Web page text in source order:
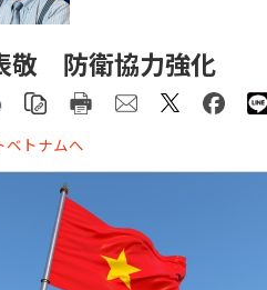
敬 防衛協力強化
ベトナムへ